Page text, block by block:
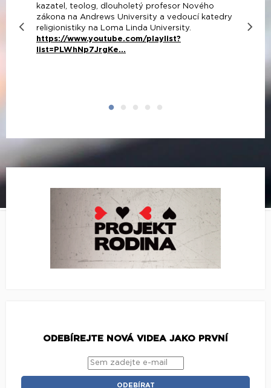
kazatel, teolog, dlouholetý profesor Nového
zákona na Andrews University a vedoucí katedry
religionistiky na Loma Linda University.
https://www.youtube.com/playlist?
list=PLWhNp7JrgKe...
ODEBÍREJTE NOVÁ VIDEA JAKO PRVNÍ